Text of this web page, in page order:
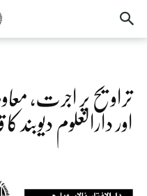
تراویح پر اجرت،
اور دارالعلوم دیوبند